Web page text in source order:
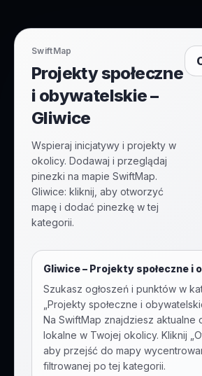
SwiftMap
Projekty społeczne
i obywatelskie –
Gliwice
Wspieraj inicjatywy i projekty w
okolicy. Dodawaj i przeglądaj
pinezki na mapie SwiftMap.
Gliwice: kliknij, aby otworzyć
mapę i dodać pinezkę w tej
kategorii.
Gliwice– Projekty społeczne i
Szukasz ogłoszeń i punktów w
Projekty społeczne i
Na SwiftMap znajdziesz aktualne
lokalne w Twojej okolicy. Kliknij
aby przejść do mapy
filtrowanej po tej kategorii.